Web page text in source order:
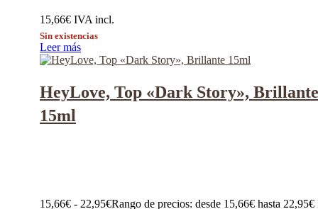
15,66€ IVA incl.
Sin existencias
Leer más
HeyLove, Top «Dark Story», Brillante
15ml
15,66€ - 22,95€Rango de precios: desde 15,66€ hasta 22,95€